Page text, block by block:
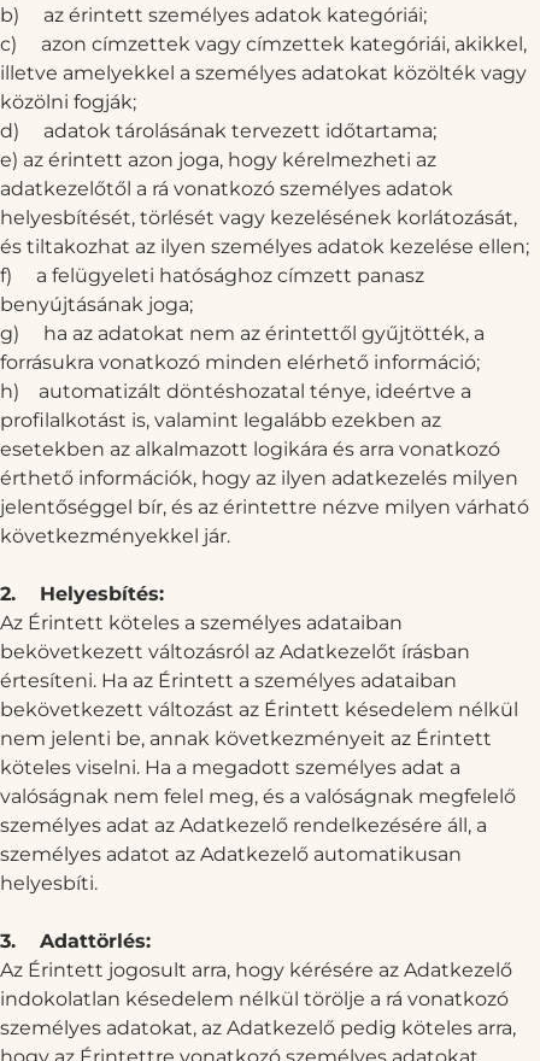
b)
az érintett személyes adatok kategóriái;
c)
azon címzettek vagy címzettek kategóriái, akikkel,
illetve amelyekkel a személyes adatokat közölték vagy
közölni fogják;
d)
adatok tárolásának tervezett időtartama;
e) az érintett azon joga, hogy kérelmezheti az
adatkezelőtől a rá vonatkozó személyes adatok
helyesbítését, törlését vagy kezelésének korlátozását,
és tiltakozhat az ilyen személyes adatok kezelése ellen;
f)
a felügyeleti hatósághoz címzett panasz
benyújtásának joga;
g)
ha az adatokat nem az érintettől gyűjtötték, a
forrásukra vonatkozó minden elérhető információ;
h)
automatizált döntéshozatal ténye, ideértve a
profilalkotást is, valamint legalább ezekben az
esetekben az alkalmazott logikára és arra vonatkozó
érthető információk, hogy az ilyen adatkezelés milyen
jelentőséggel bír, és az érintettre nézve milyen várható
következményekkel jár.
2.
Helyesbítés:
Az Érintett köteles a személyes adataiban
bekövetkezett változásról az Adatkezelőt írásban
értesíteni. Ha az Érintett a személyes adataiban
bekövetkezett változást az Érintett késedelem nélkül
nem jelenti be, annak következményeit az Érintett
köteles viselni. Ha a megadott személyes adat a
valóságnak nem felel meg, és a valóságnak megfelelő
személyes adat az Adatkezelő rendelkezésére áll, a
személyes adatot az Adatkezelő automatikusan
helyesbíti.
3.
Adattörlés:
Az Érintett jogosult arra, hogy kérésére az Adatkezelő
indokolatlan késedelem nélkül törölje a rá vonatkozó
személyes adatokat, az Adatkezelő pedig köteles arra,